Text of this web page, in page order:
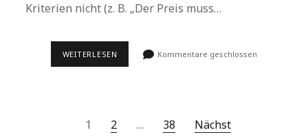
Kriterien nicht (z. B. „Der Preis muss…
WEITERLESEN
DSPY
Kommentare geschlossen
Seitennummerierung
1 2 … 38 Nächst